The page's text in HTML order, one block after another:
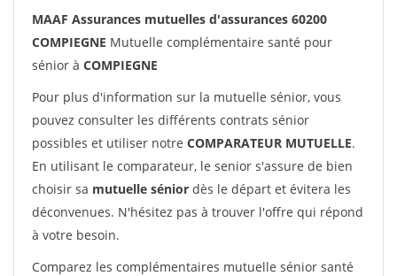
MAAF Assurances mutuelles d'assurances 60200
COMPIEGNE Mutuelle complémentaire santé pour
sénior à COMPIEGNE
Pour plus d'information sur la mutuelle sénior, vous
pouvez consulter les différents contrats sénior
possibles et utiliser notre COMPARATEUR MUTUELLE.
En utilisant le comparateur, le senior s'assure de bien
choisir sa mutuelle sénior dès le départ et évitera les
déconvenues. N'hésitez pas à trouver l'offre qui répond
à votre besoin.
Comparez les complémentaires mutuelle sénior santé